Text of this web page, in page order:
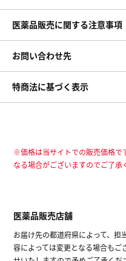
医薬品販売に関する注意事項
お問い合わせ先
特商法に基づく表示
※価格は当サイトでの販売価格で
なる場合がございますのでご了承
医薬品販売店舗
お届け先の都道府県によって、担
容によっては変更となる場合もご